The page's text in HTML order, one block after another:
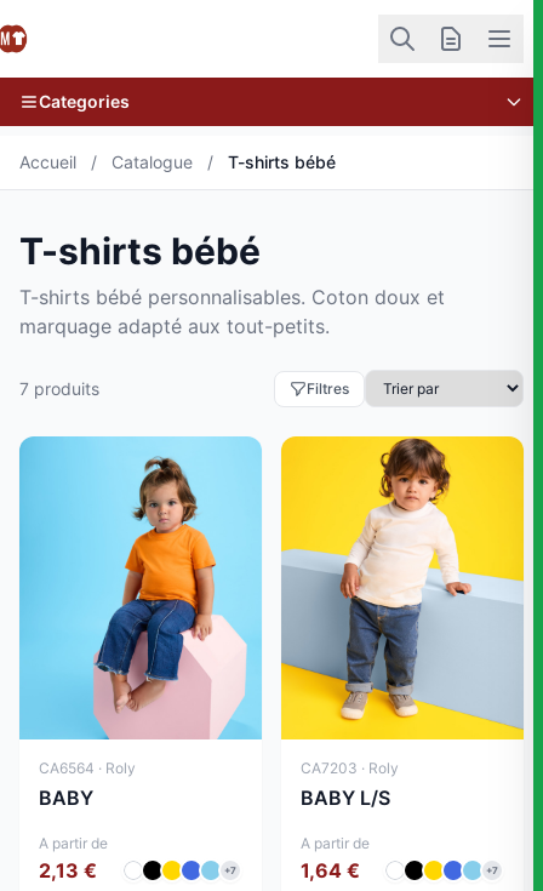
Categories
Accueil / Catalogue / T-shirts bébé
T-shirts bébé
T-shirts bébé personnalisables. Coton doux et
marquage adapté aux tout-petits.
7 produits Filtres
CA6564 · Roly
BABY
A partir de
2,13 € +7
CA7203 · Roly
BABY L/S
A partir de
1,64 € +7